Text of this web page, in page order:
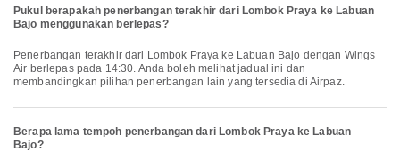
Pukul berapakah penerbangan terakhir dari Lombok Praya ke Labuan
Bajo menggunakan berlepas?
Penerbangan terakhir dari Lombok Praya ke Labuan Bajo dengan Wings
Air berlepas pada 14:30. Anda boleh melihat jadual ini dan
membandingkan pilihan penerbangan lain yang tersedia di Airpaz.
Berapa lama tempoh penerbangan dari Lombok Praya ke Labuan
Bajo?